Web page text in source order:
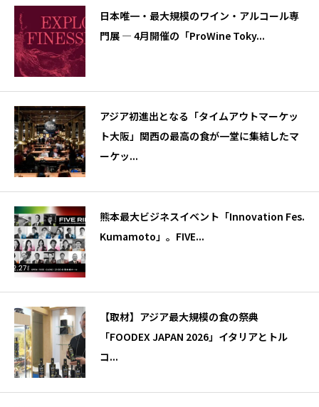
日本唯一・最大規模のワイン・アルコール専
門展 — 4月開催の「ProWine Toky...
アジア初進出となる「タイムアウトマーケッ
ト大阪」関西の最高の食が一堂に集結したマ
ーケッ...
熊本最大ビジネスイベント「Innovation Fes.
Kumamoto」。FIVE...
【取材】アジア最大規模の食の祭典
「FOODEX JAPAN 2026」イタリアとトル
コ...